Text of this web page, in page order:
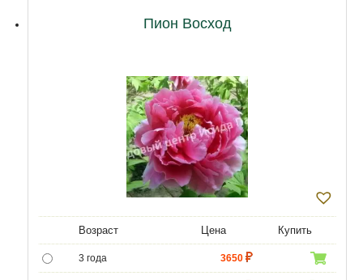
Пион Восход
Возраст Цена Купить
3 года 3650